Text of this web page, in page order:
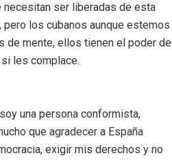
necesitan ser liberadas de esta
los cubanos aunque estemos
de mente, ellos tienen el poder de
les complace.
una persona conformista,
que agradecer a España
exigir mis derechos y no